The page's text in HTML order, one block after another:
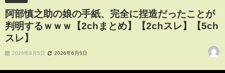
阿部慎之助の娘の手紙、完全に捏造だったことが
判明するｗｗｗ【2chまとめ】【2chスレ】【5ch
スレ】
2026年6月5日 2026年6月5日